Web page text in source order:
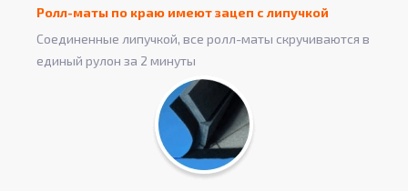
Ролл-маты по краю имеют зацеп с липучкой
Соединенные липучкой, все ролл-маты скручиваются в
единый рулон за 2 минуты